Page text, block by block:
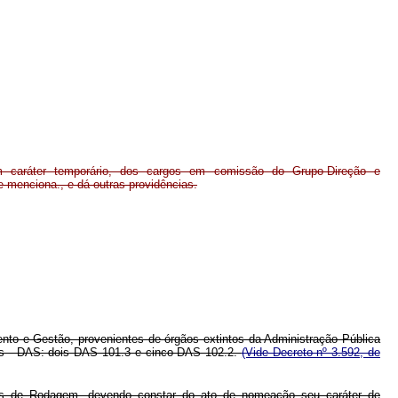
caráter temporário, dos cargos em comissão do Grupo-Direção e
menciona., e dá outras providências.
e Gestão, provenientes de órgãos extintos da Administração Pública
- DAS: dois DAS 101.3 e cinco DAS 102.2.(Vide Decreto nº 3.592, de